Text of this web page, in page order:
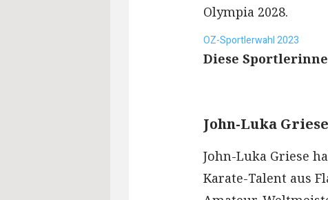
Olympia 2028.
OZ-Sportlerwahl 2023
Diese
John-Luka Griese
John-Luka Griese
Karate-Talent aus